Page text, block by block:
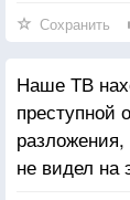
Сохранить
Наше ТВ
преступной
разложения,
не видел на